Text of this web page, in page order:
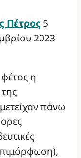
Πέτρος 5
2023
η
πάνω